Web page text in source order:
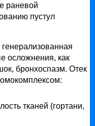
раневой
пустул
осложнения, как
бронхоспазм. Отек
тканей (гортани,